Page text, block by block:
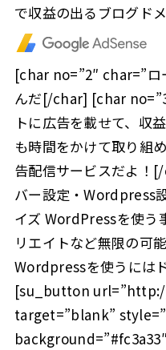
で収益の出るブログ
[char no=”2″ char=”ロ
んだ[/char] [char
トに広告を載せて、収
も時間をかけて取り組
告配信サービスだよ！
バー設定・Wordpress
イズ WordPressを使う
リエイトなど無限の可
Wordpressを使うには
[su_button
target=”blank”